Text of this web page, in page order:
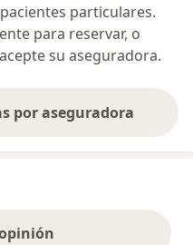
particulares.
para reservar, o
su aseguradora.
por aseguradora